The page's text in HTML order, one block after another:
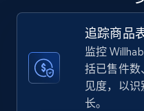
more.
5.6K+ 874+
追踪商品
监控
括已售件数
见度，以
长。